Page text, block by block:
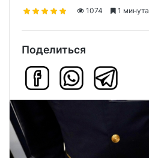
1074
1 минута
Поделиться